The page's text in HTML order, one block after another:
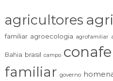
agricultores
familiar agroecologia agrofamiliar
Bahia brasil campo
familiar governo